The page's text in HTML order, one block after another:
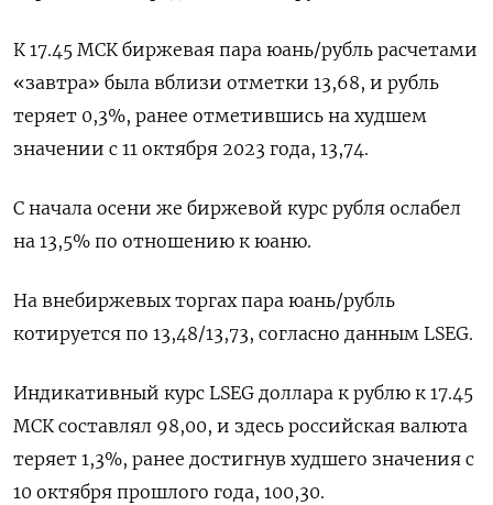
К 17.45 МСК биржевая пара юань/рубль расчетами
«завтра» была вблизи отметки 13,68, и рубль
теряет 0,3%, ранее отметившись на худшем
значении с 11 октября 2023 года, 13,74.
С начала осени же биржевой курс рубля ослабел
на 13,5% по отношению к юаню.
На внебиржевых торгах пара юань/рубль
котируется по 13,48/13,73, согласно данным LSEG.
Индикативный курс LSEG доллара к рублю к 17.45
МСК составлял 98,00, и здесь российская валюта
теряет 1,3%, ранее достигнув худшего значения с
10 октября прошлого года, 100,30.